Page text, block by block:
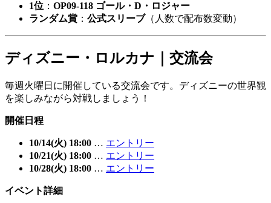
1位 ： OP09-118 ゴール・D・ロジャー
ランダム賞 ： 公式スリーブ（人数で配布数変動）
ディズニー・ロルカナ｜交流会
毎週火曜日に開催している交流会です。ディズニーの世界観
を楽しみながら対戦しましょう！
開催日程
10/14(火) 18:00 … エントリー
10/21(火) 18:00 … エントリー
10/28(火) 18:00 … エントリー
イベント詳細